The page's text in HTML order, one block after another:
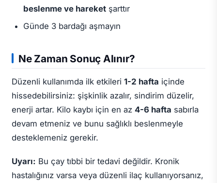
beslenme ve hareketşarttır
Günde 3 bardağı aşmayın
Ne Zaman Sonuç Alınır?
Düzenli kullanımda ilk etkileri 1-2 hafta içinde
hissedebilirsiniz: şişkinlik azalır, sindirim düzelir,
enerji artar. Kilo kaybı için en az 4-6 hafta sabırla
devam etmeniz ve bunu sağlıklı beslenmeyle
desteklemeniz gerekir.
Uyarı: Bu çay tıbbi bir tedavi değildir. Kronik
hastalığınız varsa veya düzenli ilaç kullanıyorsanız,